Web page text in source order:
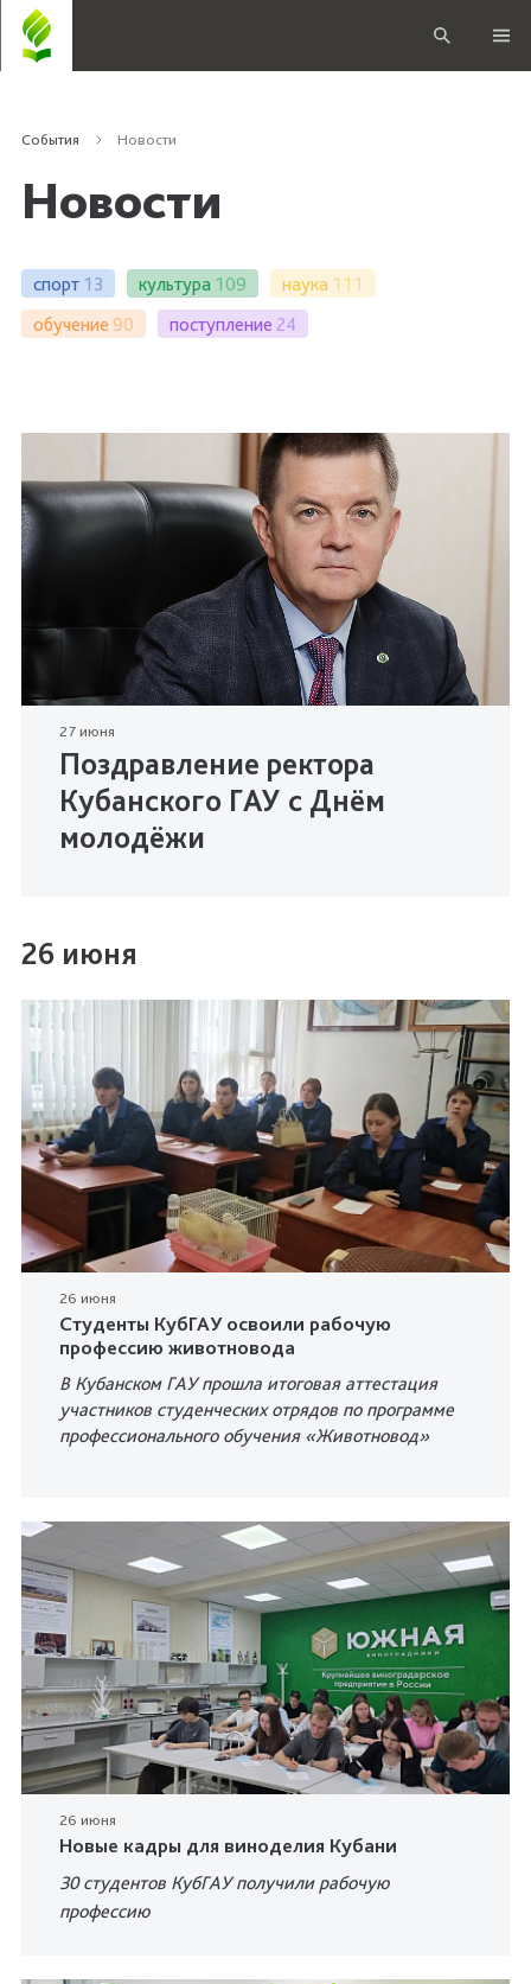
События Новости
Новости
спорт 13 культура 109 наука 111
обучение 90 поступление 24
27 июня
Поздравление ректора
Кубанского ГАУ с Днём
молодёжи
26 июня
26 июня
Студенты КубГАУ освоили рабочую
профессию животновода
В Кубанском ГАУ прошла итоговая аттестация
участников студенческих отрядов по программе
профессионального обучения «Животновод»
26 июня
Новые кадры для виноделия Кубани
30 студентов КубГАУ получили рабочую
профессию